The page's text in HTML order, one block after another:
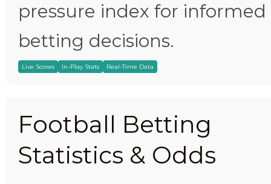
pressure index for informed
betting decisions.
Live Scores In-Play Stats Real-Time Data
Football Betting
Statistics & Odds